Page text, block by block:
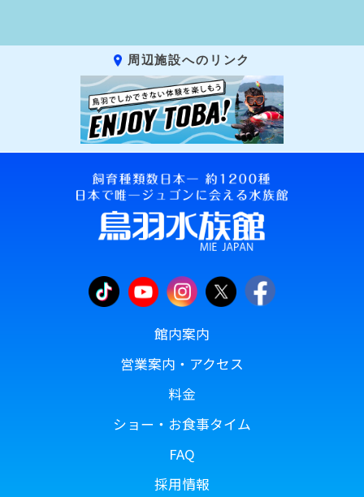
周辺施設へのリンク
館内案内
営業案内・アクセス
料金
ショー・お食事タイム
FAQ
採用情報